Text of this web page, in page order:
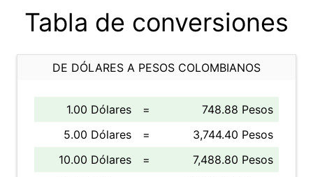
Tabla de conversiones
DE DÓLARES A PESOS COLOMBIANOS
1.00 Dólares =
748.88 Pesos
5.00 Dólares
=
3,744.40 Pesos
10.00 Dólares
=
7,488.80 Pesos